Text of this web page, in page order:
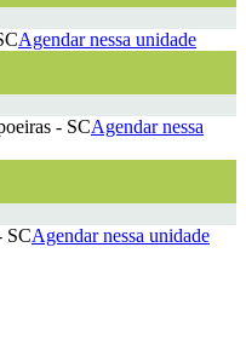
Agendar nessa unidade
- SCAgendar nessa
SCAgendar nessa unidade